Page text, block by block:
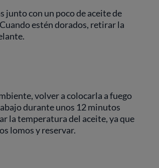
junto con un poco de aceite de
estén dorados, retirar la
volver a colocarla a fuego
durante unos 12 minutos
la temperatura del aceite, ya que
lomos y reservar.